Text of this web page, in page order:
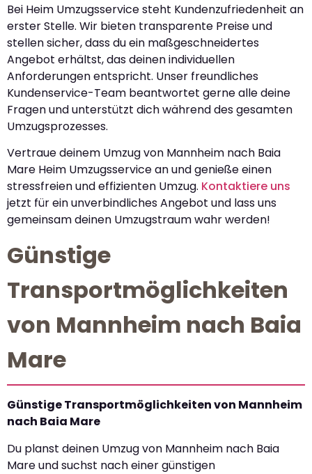
Bei Heim Umzugsservice steht Kundenzufriedenheit an
erster Stelle. Wir bieten transparente Preise und
stellen sicher, dass du ein maßgeschneidertes
Angebot erhältst, das deinen individuellen
Anforderungen entspricht. Unser freundliches
Kundenservice-Team beantwortet gerne alle deine
Fragen und unterstützt dich während des gesamten
Umzugsprozesses.
Vertraue deinem Umzug von Mannheim nach Baia
Mare Heim Umzugsservice an und genieße einen
stressfreien und effizienten Umzug. Kontaktiere uns
jetzt für ein unverbindliches Angebot und lass uns
gemeinsam deinen Umzugstraum wahr werden!
Günstige
Transportmöglichkeiten
von Mannheim nach Baia
Mare
Günstige Transportmöglichkeiten von Mannheim
nach Baia Mare
Du planst deinen Umzug von Mannheim nach Baia
Mare und suchst nach einer günstigen